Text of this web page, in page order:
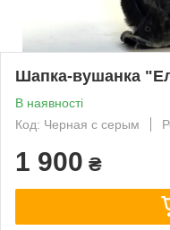
Шапка-вушанка
В наявності
Код: Черная с серым
1 900 ₴